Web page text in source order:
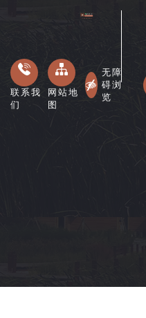
联系我
们
网站地
图
无障
碍浏
览